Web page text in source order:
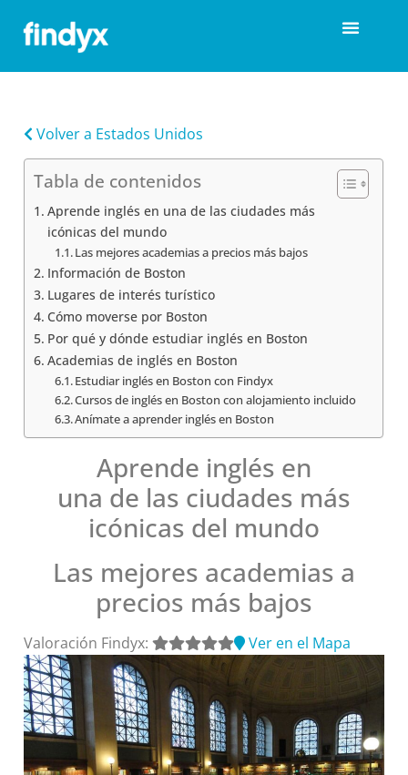
Volver a Estados Unidos
Tabla de contenidos
Aprende inglés en una de las ciudades más
icónicas del mundo
Las mejores academias a precios más bajos
Información de Boston
Lugares de interés turístico
Cómo moverse por Boston
Por qué y dónde estudiar inglés en Boston
Academias de inglés en Boston
Estudiar inglés en Boston con Findyx
Cursos de inglés en Boston con alojamiento incluido
Anímate a aprender inglés en Boston
Aprende inglés en
una de las ciudades más
icónicas del mundo
Las mejores academias a
precios más bajos
Valoración Findyx: Ver en el Mapa